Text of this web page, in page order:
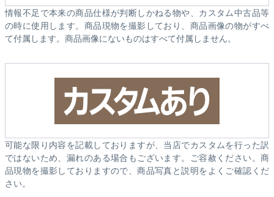
情報不足で本来の商品仕様が判断しかねる物や、カスタム中古品等
の時に使用します。商品現物を撮影しており、商品画像の物がすべ
て付属します。商品画像にないものはすべて付属しません。
可能な限り内容を記載しておりますが、当店でカスタムを行った訳
ではないため、漏れのある場合もございます。ご容赦ください。商
品現物を撮影しておりますので、商品写真と説明をよくご確認くだ
さい。